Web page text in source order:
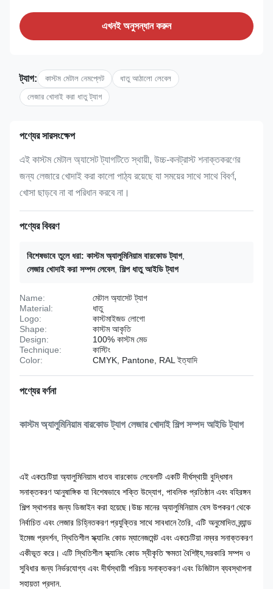
এখনই অনুসন্ধান করুন
ট্যাগ: কাস্টম মেটাল নেমপ্লেট
ধাতু আঠালো লেবেল
লেজার খোদাই করা ধাতু ট্যাগ
পণ্যের সারসংক্ষেপ
এই কাস্টম মেটাল অ্যাসেট ট্যাগটিতে স্থায়ী, উচ্চ-কনট্রাস্ট শনাক্তকরণের
জন্য লেজারে খোদাই করা কালো পাঠ্য রয়েছে যা সময়ের সাথে সাথে বিবর্ণ,
খোসা ছাড়বে না বা পরিধান করবে না।
পণ্যের বিবরণ
বিশেষভাবে তুলে ধরা: কাস্টম অ্যালুমিনিয়াম বারকোড ট্যাগ,
লেজার খোদাই করা সম্পদ লেবেল, শিল্প ধাতু আইডি ট্যাগ
Name:
মেটাল অ্যাসেট ট্যাগ
Material:
ধাতু
Logo:
কাস্টমাইজড লোগো
Shape:
কাস্টম আকৃতি
Design:
100% কাস্টম মেড
Technique:
কাস্টিং
Color:
CMYK, Pantone, RAL ইত্যাদি
পণ্যের বর্ণনা
কাস্টম অ্যালুমিনিয়াম বারকোড ট্যাগ লেজার খোদাই শিল্প সম্পদ আইডি ট্যাগ
এই একচেটিয়া অ্যালুমিনিয়াম ধাতব বারকোড লেবেলটি একটি দীর্ঘস্থায়ী বুদ্ধিমান
সনাক্তকরণ আনুষাঙ্গিক যা বিশেষভাবে শক্তি উদ্যোগ, পাবলিক প্রতিষ্ঠান এবং বহিরঙ্গন
শিল্প স্থাপনার জন্য ডিজাইন করা হয়েছে।উচ্চ মানের অ্যালুমিনিয়াম বেস উপকরণ থেকে
নির্বাচিত এবং লেজার চিহ্নিতকরণ প্রযুক্তির সাথে সাবধানে তৈরি, এটি অনুমোদিত ব্র্যান্ড
ইমেজ প্রদর্শন, স্থিতিশীল স্ক্যানিং কোড ম্যানেজমেন্ট এবং একচেটিয়া নম্বর সনাক্তকরণ
একীভূত করে। এটি স্থিতিশীল স্ক্যানিং কোড স্বীকৃতি ক্ষমতা বৈশিষ্ট্য,সরকারি সম্পদ ও
সুবিধার জন্য নির্ভরযোগ্য এবং দীর্ঘস্থায়ী পরিচয় সনাক্তকরণ এবং ডিজিটাল ব্যবস্থাপনা
সহায়তা প্রদান.